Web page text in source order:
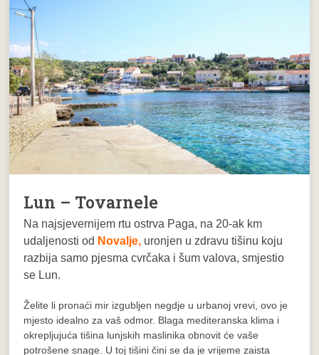
Lun – Tovarnele
Na najsjevernijem rtu ostrva Paga, na 20-ak km
udaljenosti od Novalje, uronjen u zdravu tišinu koju
razbija samo pjesma cvrčaka i šum valova, smjestio
se Lun.
Želite li pronaći mir izgubljen negdje u urbanoj vrevi, ovo je
mjesto idealno za vaš odmor. Blaga mediteranska klima i
okrepljujuća tišina lunjskih maslinika obnovit će vaše
potrošene snage. U toj tišini čini se da je vrijeme zaista